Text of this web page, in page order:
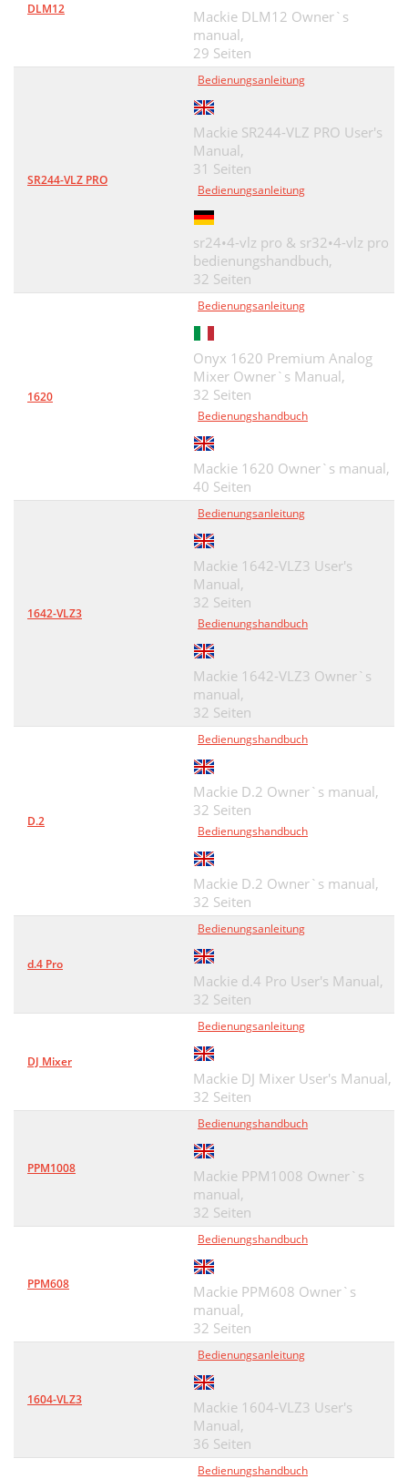
DLM12
Mackie DLM12 Owner`s
manual,
29 Seiten
SR244-VLZ PRO
Bedienungsanleitung
Mackie SR244-VLZ PRO User's
Manual,
31 Seiten
Bedienungsanleitung
sr24•4-vlz pro & sr32•4-vlz pro
bedienungshandbuch,
32 Seiten
1620
Bedienungsanleitung
Onyx 1620 Premium Analog
Mixer Owner`s Manual,
32 Seiten
Bedienungshandbuch
Mackie 1620 Owner`s manual,
40 Seiten
1642-VLZ3
Bedienungsanleitung
Mackie 1642-VLZ3 User's
Manual,
32 Seiten
Bedienungshandbuch
Mackie 1642-VLZ3 Owner`s
manual,
32 Seiten
D.2
Bedienungshandbuch
Mackie D.2 Owner`s manual,
32 Seiten
Bedienungshandbuch
Mackie D.2 Owner`s manual,
32 Seiten
d.4 Pro
Bedienungsanleitung
Mackie d.4 Pro User's Manual,
32 Seiten
DJ Mixer
Bedienungsanleitung
Mackie DJ Mixer User's Manual,
32 Seiten
PPM1008
Bedienungshandbuch
Mackie PPM1008 Owner`s
manual,
32 Seiten
PPM608
Bedienungshandbuch
Mackie PPM608 Owner`s
manual,
32 Seiten
1604-VLZ3
Bedienungsanleitung
Mackie 1604-VLZ3 User's
Manual,
36 Seiten
Bedienungshandbuch